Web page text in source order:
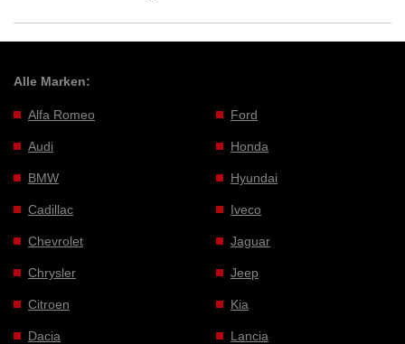
Alle Marken:
Alfa Romeo
Audi
BMW
Cadillac
Chevrolet
Chrysler
Citroen
Dacia
Ford
Honda
Hyundai
Iveco
Jaguar
Jeep
Kia
Lancia